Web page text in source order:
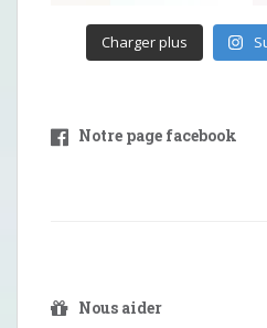
Charger plus
Notre page facebook
Nous aider